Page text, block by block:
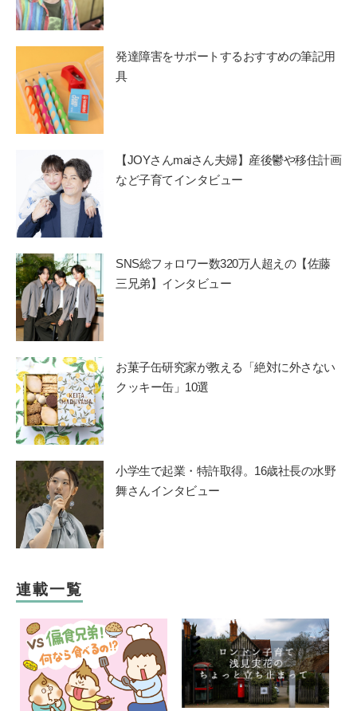
発達障害をサポートするおすすめの筆記用
具
【JOYさんmaiさん夫婦】産後鬱や移住計画
など子育てインタビュー
SNS総フォロワー数320万人超えの【佐藤
三兄弟】インタビュー
お菓子缶研究家が教える「絶対に外さない
クッキー缶」10選
小学生で起業・特許取得。16歳社長の水野
舞さんインタビュー
連載一覧